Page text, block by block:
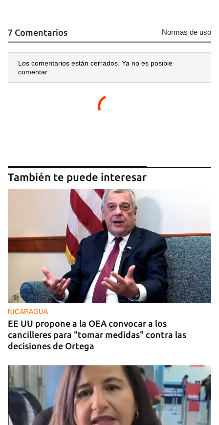
iniciar sesión con tu cuenta de 14ymedio.
7 Comentarios Normas de uso
Los comentarios están cerrados. Ya no es posible
comentar
También te puede interesar
NICARAGUA
EE UU propone a la OEA convocar a los
cancilleres para "tomar medidas" contra las
decisiones de Ortega